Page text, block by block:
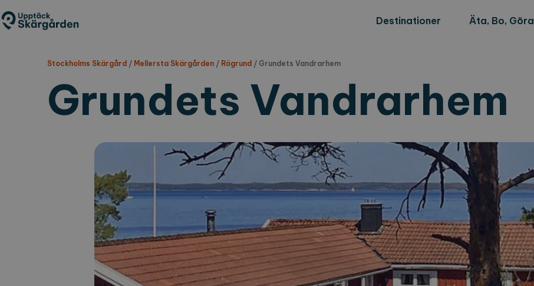
till
Destinationer Äta, Bo, Göra
Stockholms Skärgård / Mellersta Skärgården / Rögrund / Grundets Vandrarhem
Grundets Vandrarhem